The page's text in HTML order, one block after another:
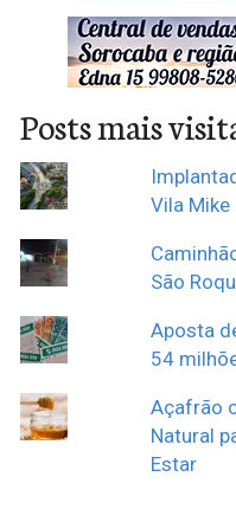
Posts mais
Vila Mike
São
Aposta
54
Açafrão
Natural
Estar